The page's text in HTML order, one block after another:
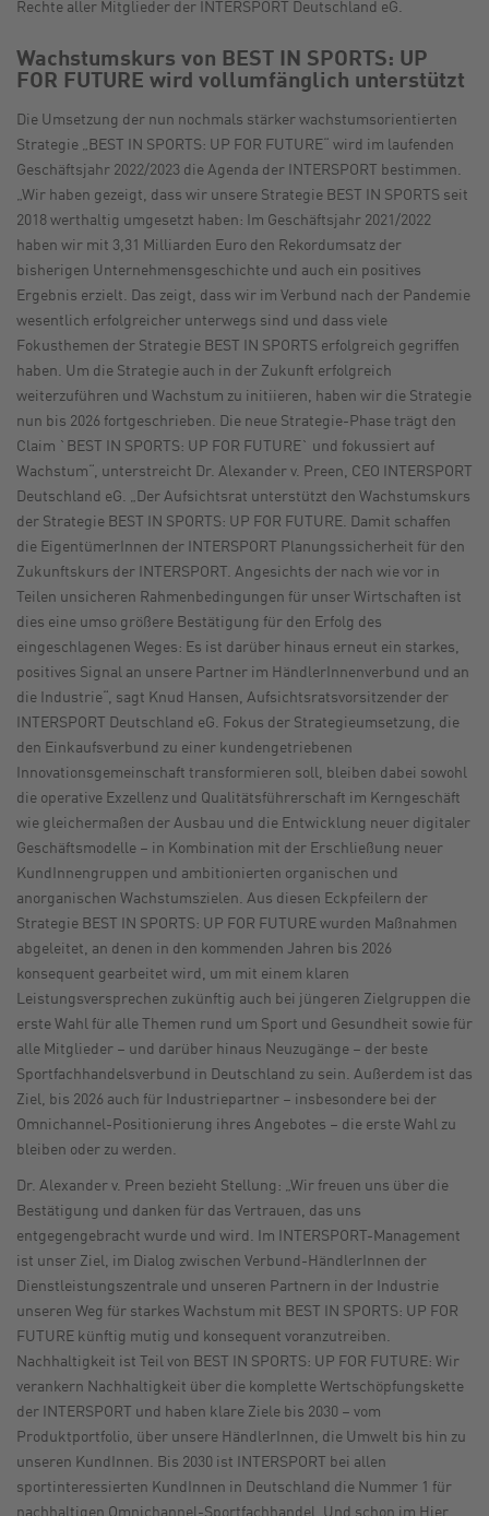
Rechte aller Mitglieder der INTERSPORT Deutschland eG.
Wachstumskurs von BEST IN SPORTS: UP
FOR FUTURE wird vollumfänglich unterstützt
Die Umsetzung der nun nochmals stärker wachstumsorientierten
Strategie „BEST IN SPORTS: UP FOR FUTURE“ wird im laufenden
Geschäftsjahr 2022/2023 die Agenda der INTERSPORT bestimmen.
„Wir haben gezeigt, dass wir unsere Strategie BEST IN SPORTS seit
2018 werthaltig umgesetzt haben: Im Geschäftsjahr 2021/2022
haben wir mit 3,31 Milliarden Euro den Rekordumsatz der
bisherigen Unternehmensgeschichte und auch ein positives
Ergebnis erzielt. Das zeigt, dass wir im Verbund nach der Pandemie
wesentlich erfolgreicher unterwegs sind und dass viele
Fokusthemen der Strategie BEST IN SPORTS erfolgreich gegriffen
haben. Um die Strategie auch in der Zukunft erfolgreich
weiterzuführen und Wachstum zu initiieren, haben wir die Strategie
nun bis 2026 fortgeschrieben. Die neue Strategie-Phase trägt den
Claim `BEST IN SPORTS: UP FOR FUTURE` und fokussiert auf
Wachstum“, unterstreicht Dr. Alexander v. Preen, CEO INTERSPORT
Deutschland eG. „Der Aufsichtsrat unterstützt den Wachstumskurs
der Strategie BEST IN SPORTS: UP FOR FUTURE. Damit schaffen
die EigentümerInnen der INTERSPORT Planungssicherheit für den
Zukunftskurs der INTERSPORT. Angesichts der nach wie vor in
Teilen unsicheren Rahmenbedingungen für unser Wirtschaften ist
dies eine umso größere Bestätigung für den Erfolg des
eingeschlagenen Weges: Es ist darüber hinaus erneut ein starkes,
positives Signal an unsere Partner im HändlerInnenverbund und an
die Industrie“, sagt Knud Hansen, Aufsichtsratsvorsitzender der
INTERSPORT Deutschland eG. Fokus der Strategieumsetzung, die
den Einkaufsverbund zu einer kundengetriebenen
Innovationsgemeinschaft transformieren soll, bleiben dabei sowohl
die operative Exzellenz und Qualitätsführerschaft im Kerngeschäft
wie gleichermaßen der Ausbau und die Entwicklung neuer digitaler
Geschäftsmodelle – in Kombination mit der Erschließung neuer
KundInnengruppen und ambitionierten organischen und
anorganischen Wachstumszielen. Aus diesen Eckpfeilern der
Strategie BEST IN SPORTS: UP FOR FUTURE wurden Maßnahmen
abgeleitet, an denen in den kommenden Jahren bis 2026
konsequent gearbeitet wird, um mit einem klaren
Leistungsversprechen zukünftig auch bei jüngeren Zielgruppen die
erste Wahl für alle Themen rund um Sport und Gesundheit sowie für
alle Mitglieder – und darüber hinaus Neuzugänge – der beste
Sportfachhandelsverbund in Deutschland zu sein. Außerdem ist das
Ziel, bis 2026 auch für Industriepartner – insbesondere bei der
Omnichannel-Positionierung ihres Angebotes – die erste Wahl zu
bleiben oder zu werden.
Dr. Alexander v. Preen bezieht Stellung: „Wir freuen uns über die
Bestätigung und danken für das Vertrauen, das uns
entgegengebracht wurde und wird. Im INTERSPORT-Management
ist unser Ziel, im Dialog zwischen Verbund-HändlerInnen der
Dienstleistungszentrale und unseren Partnern in der Industrie
unseren Weg für starkes Wachstum mit BEST IN SPORTS: UP FOR
FUTURE künftig mutig und konsequent voranzutreiben.
Nachhaltigkeit ist Teil von BEST IN SPORTS: UP FOR FUTURE: Wir
verankern Nachhaltigkeit über die komplette Wertschöpfungskette
der INTERSPORT und haben klare Ziele bis 2030 – vom
Produktportfolio, über unsere HändlerInnen, die Umwelt bis hin zu
unseren KundInnen. Bis 2030 ist INTERSPORT bei allen
sportinteressierten KundInnen in Deutschland die Nummer 1 für
nachhaltigen Omnichannel-Sportfachhandel. Und schon im Hier